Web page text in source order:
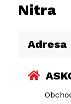
Nitra
Adresa